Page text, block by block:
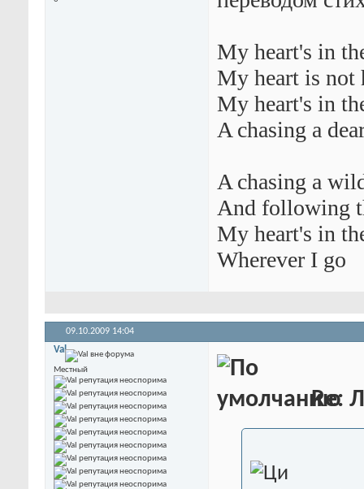
My heart's in
My heart is not
My heart's in
A chasing a
A chasing a
And following
My heart's in
Wherever I go
09.10.2009 14:04
Val
Местный
Re: